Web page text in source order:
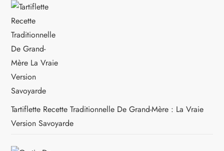
Tartiflette Recette Traditionnelle De Grand-Mère : La Vraie
Version Savoyarde